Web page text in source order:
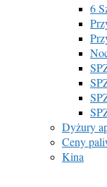
6
Dyżury
Ceny
Kina